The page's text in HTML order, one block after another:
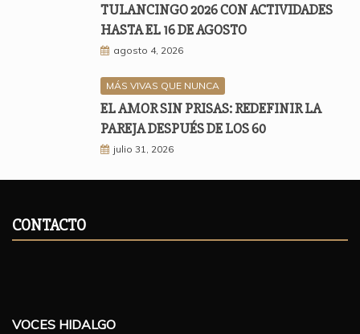
TULANCINGO 2026 CON ACTIVIDADES
HASTA EL 16 DE AGOSTO
agosto 4, 2026
MÁS VIVAS QUE NUNCA
EL AMOR SIN PRISAS: REDEFINIR LA
PAREJA DESPUÉS DE LOS 60
julio 31, 2026
CONTACTO
VOCES HIDALGO